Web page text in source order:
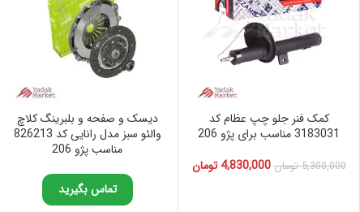
کمک فنر جلو چپ عظام کد
3183031 مناسب برای پژو 206
5,300,000 تومان 4,830,000 تومان
دیسک و صفحه و بلبرینگ کلاچ
والئو سبز مدل رانایی کد 826213
مناسب پژو 206
تماس بگیرید